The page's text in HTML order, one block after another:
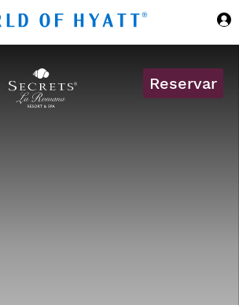
Reservar